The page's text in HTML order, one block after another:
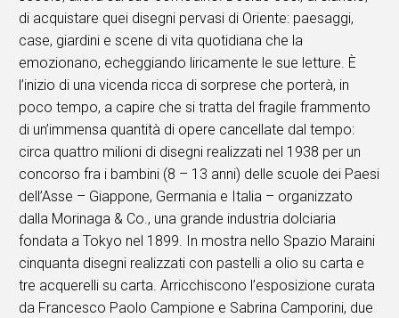
di acquistare quei disegni pervasi di Oriente: paesaggi,
case, giardini e scene di vita quotidiana che la
emozionano, echeggiando liricamente le sue letture. È
l’inizio di una vicenda ricca di sorprese che porterà, in
poco tempo, a capire che si tratta del fragile frammento
di un’immensa quantità di opere cancellate dal tempo:
circa quattro milioni di disegni realizzati nel 1938 per un
concorso fra i bambini (8 – 13 anni) delle scuole dei Paesi
dell’Asse – Giappone, Germania e Italia – organizzato
dalla Morinaga & Co., una grande industria dolciaria
fondata a Tokyo nel 1899. In mostra nello Spazio Maraini
cinquanta disegni realizzati con pastelli a olio su carta e
tre acquerelli su carta. Arricchiscono l’esposizione curata
da Francesco Paolo Campione e Sabrina Camporini, due